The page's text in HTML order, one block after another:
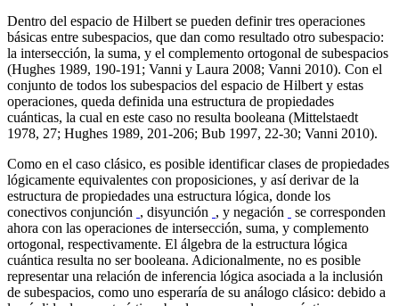
Dentro del espacio de Hilbert se pueden definir tres operaciones
básicas entre subespacios, que dan como resultado otro subespacio:
la intersección, la suma, y el complemento ortogonal de subespacios
(Hughes 1989, 190-191; Vanni y Laura 2008; Vanni 2010). Con el
conjunto de todos los subespacios del espacio de Hilbert y estas
operaciones, queda definida una estructura de propiedades
cuánticas, la cual en este caso no resulta booleana (Mittelstaedt
1978, 27; Hughes 1989, 201-206; Bub 1997, 22-30; Vanni 2010).
Como en el caso clásico, es posible identificar clases de propiedades
lógicamente equivalentes con proposiciones, y así derivar de la
estructura de propiedades una estructura lógica, donde los
conectivos conjunción , disyunción , y negación
se corresponden
ahora con las operaciones de intersección, suma, y complemento
ortogonal, respectivamente. El álgebra de la estructura lógica
cuántica resulta no ser booleana. Adicionalmente, no es posible
representar una relación de inferencia lógica asociada a la inclusión
de subespacios, como uno esperaría de su análogo clásico: debido a